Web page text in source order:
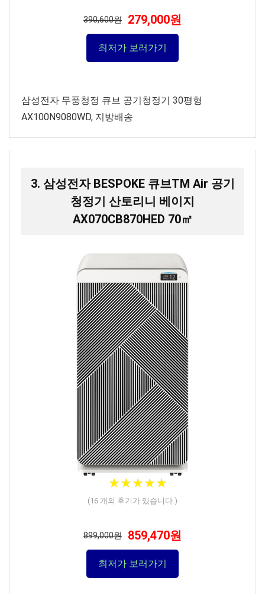
390,600원 279,000원
최저가 보러가기
삼성전자 무풍청정 큐브 공기청정기 30평형
AX100N9080WD, 지방배송
3. 삼성전자 BESPOKE 큐브TM Air 공기
청정기 산토리니 베이지
AX070CB870HED 70㎡
★★★★★
★★★★★
(16 개의 후기가 있습니다.)
899,000원 859,470원
최저가 보러가기